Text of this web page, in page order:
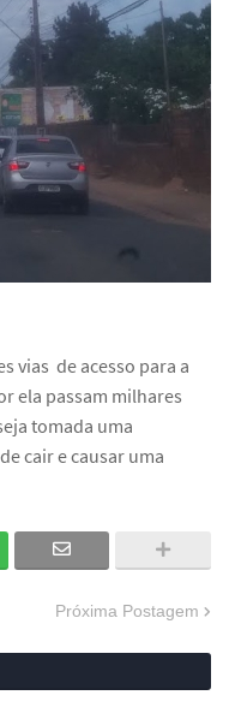
vias de acesso para a
ela passam milhares
tomada uma
cair e causar uma
Próxima Postagem